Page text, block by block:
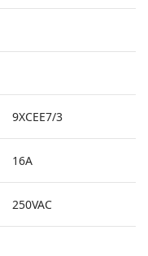
9XCEE7/3
16A
250VAC